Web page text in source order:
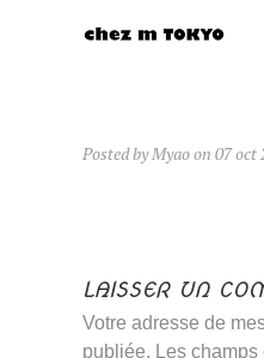
Posted by Myao on 07 oct
LAISSER UN
Votre adresse de
publiée. Les